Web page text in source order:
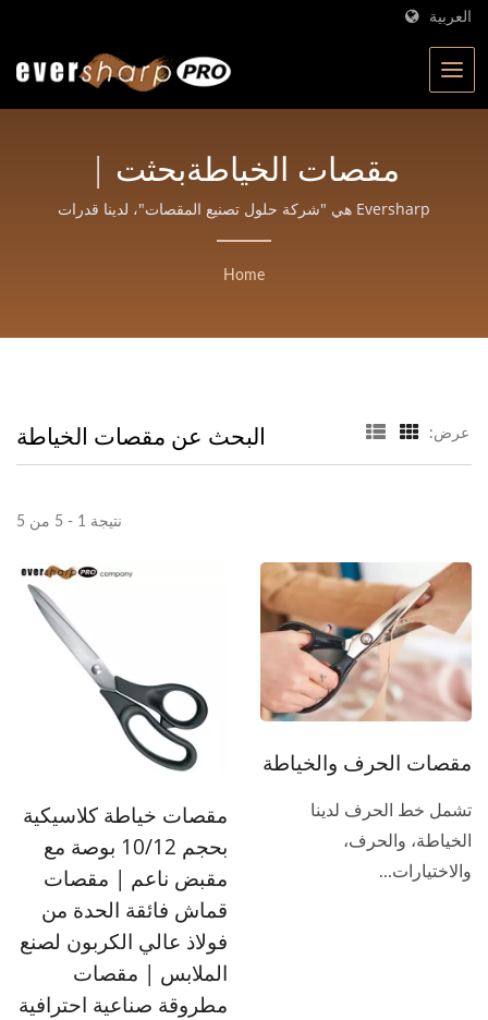
العربية
مقصات الخياطةبحثت |
Eversharp Pro Company |
شركة تصنيع مقصات معتمدة
عامًا
Eversharp هي "شركة حلول تصنيع المقصات"، لدينا قدرات
تصميم وتطوير مستقلة وفريق تصميم منتجات لمقصاتنا.
Home
البحث عن مقصات الخياطة عرض:
نتيجة 1 - 5 من 5
مقصات الحرف والخياطة
تشمل خط الحرف لدينا
الخياطة، والحرف،
والاختيارات...
مقصات خياطة كلاسيكية
بحجم 10/12 بوصة مع
مقبض ناعم | مقصات
قماش فائقة الحدة من
فولاذ عالي الكربون لصنع
الملابس | مقصات
مطروقة صناعية احترافية